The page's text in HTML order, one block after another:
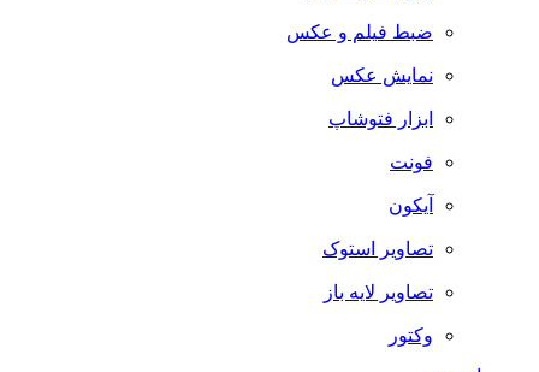
ضبط فيلم و عكس
نمایش عکس
ابزار فتوشاپ
فونت
آیکون
تصاویر استوک
تصاویر لایه باز
وکتور